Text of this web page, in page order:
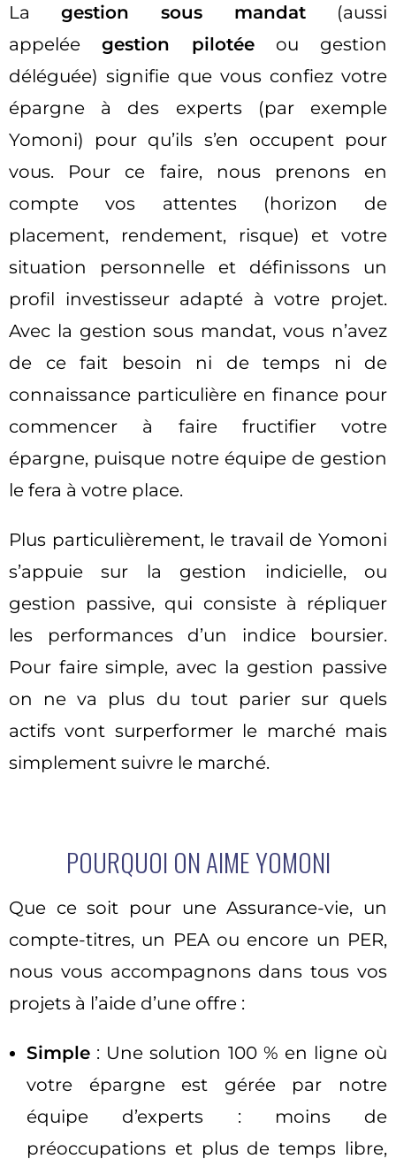
La gestion sous mandat (aussi
appelée gestion pilotée ou gestion
déléguée) signifie que vous confiez votre
épargne à des experts (par exemple
Yomoni) pour qu’ils s’en occupent pour
vous. Pour ce faire, nous prenons en
compte vos attentes (horizon de
placement, rendement, risque) et votre
situation personnelle et définissons un
profil investisseur adapté à votre projet.
Avec la gestion sous mandat, vous n’avez
de ce fait besoin ni de temps ni de
connaissance particulière en finance pour
commencer à faire fructifier votre
épargne, puisque notre équipe de gestion
le fera à votre place.
Plus particulièrement, le travail de Yomoni
s’appuie sur la gestion indicielle, ou
gestion passive, qui consiste à répliquer
les performances d’un indice boursier.
Pour faire simple, avec la gestion passive
on ne va plus du tout parier sur quels
actifs vont surperformer le marché mais
simplement suivre le marché.
POURQUOI ON AIME YOMONI
Que ce soit pour une Assurance-vie, un
compte-titres, un PEA ou encore un PER,
nous vous accompagnons dans tous vos
projets à l’aide d’une offre :
Simple : Une solution 100 % en ligne où
votre épargne est gérée par notre
équipe d’experts : moins de
préoccupations et plus de temps libre,